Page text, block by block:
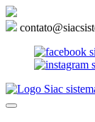
Toggle